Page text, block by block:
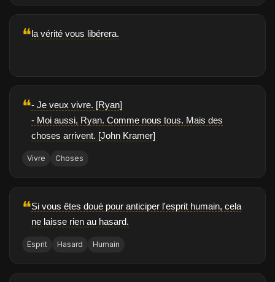
❝la vérité vous libérera.
❝- Je veux vivre. [Ryan]
- Moi aussi, Ryan. Comme nous tous. Mais des
choses arrivent. [John Kramer]
Vivre Choses
❝Si vous êtes doué pour anticiper l'esprit humain, cela
ne laisse rien au hasard.
Esprit Hasard Humain